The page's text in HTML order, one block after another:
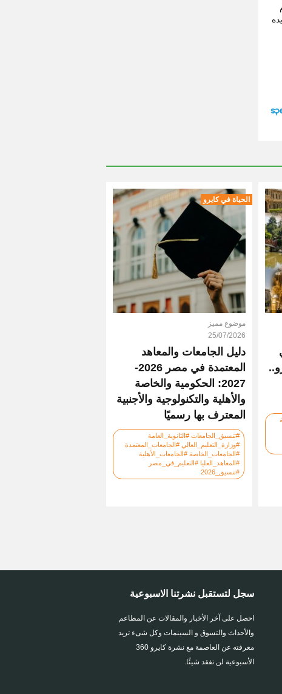
الحياة في كايرو
موضوع مميز
25/07/2026
دليل الجامعات والمعاهد
المعتمدة في مصر 2026-
2027: الحكومية والخاصة
والأهلية والتكنولوجية والأجنبية
المعترف بها رسميًا
#تنسيق_الجامعات #الثانوية_العامة
#وزارة_التعليم_العالي #الجامعات_المعتمدة
#الجامعات_الخاصة #الجامعات_الأهلية
#المعاهد_العليا #التعليم_في_مصر
#تنسيق_2026
سجل لتستقبل نشرتنا الاسبوعية
احصل على آخر الأخبار والمقالات عن المطاعم
والأحداث والتسوق و السينمات وكل شىء تريد
معرفته عن العاصمة مع نشرة كايرو 360
الأسبوعية لن تفقد شيئًا.